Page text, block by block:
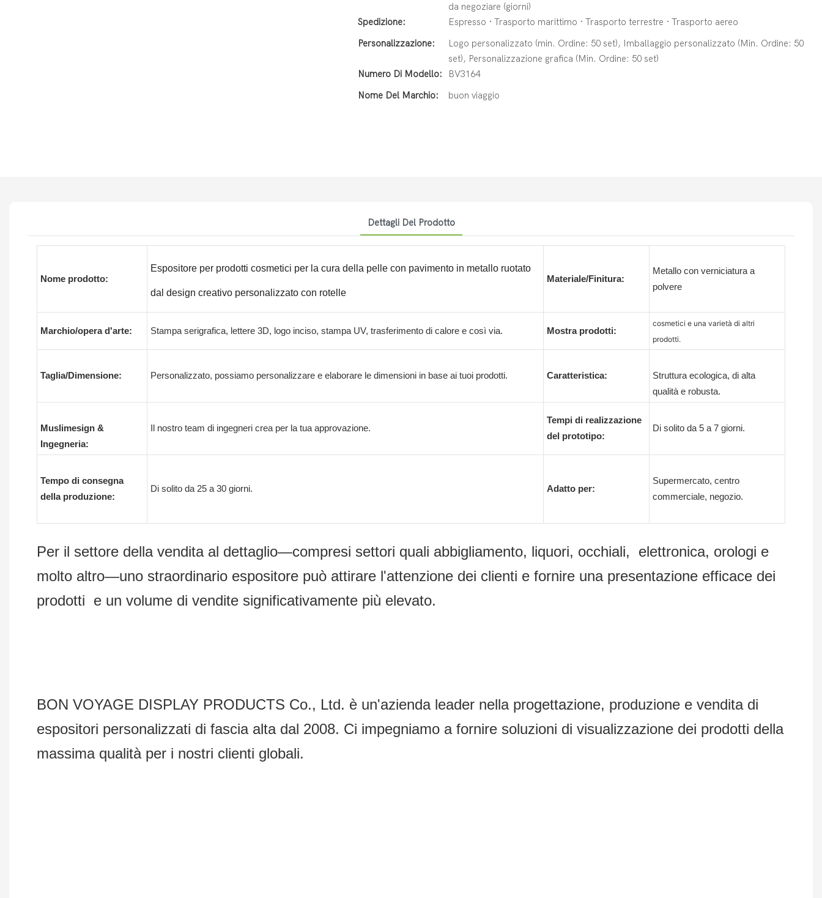
da negoziare (giorni)
Spedizione:
Espresso · Trasporto marittimo · Trasporto terrestre · Trasporto aereo
Personalizzazione:
Logo personalizzato (min. Ordine: 50 set), Imballaggio personalizzato (Min. Ordine: 50
set), Personalizzazione grafica (Min. Ordine: 50 set)
Numero Di Modello:
BV3164
Nome Del Marchio:
buon viaggio
Dettagli Del Prodotto
Nome prodotto:
Espositore per prodotti cosmetici per la cura della pelle con pavimento in metallo ruotato
dal design creativo personalizzato con rotelle
Materiale/Finitura:
Metallo con verniciatura a
polvere
Marchio/opera d'arte: Stampa serigrafica, lettere 3D, logo inciso, stampa UV, trasferimento di calore e così via. Mostra prodotti:
cosmetici e una varietà di altri
prodotti.
Taglia/Dimensione: Personalizzato, possiamo personalizzare e elaborare le dimensioni in base ai tuoi prodotti. Caratteristica:
Struttura ecologica, di alta
qualità e robusta.
Muslimesign &
Ingegneria:
Il nostro team di ingegneri crea per la tua approvazione.
Tempi di realizzazione
del prototipo:
Di solito da 5 a 7 giorni.
Tempo di consegna
della produzione:
Di solito da 25 a 30 giorni. Adatto per:
Supermercato, centro
commerciale, negozio.
Per il settore della vendita al dettaglio—compresi settori quali abbigliamento, liquori, occhiali, elettronica, orologi e
molto altro—uno straordinario espositore può attirare l'attenzione dei clienti e fornire una presentazione efficace dei
prodotti e un volume di vendite significativamente più elevato.
BON VOYAGE DISPLAY PRODUCTS Co., Ltd. è un'azienda leader nella progettazione, produzione e vendita di
espositori personalizzati di fascia alta dal 2008. Ci impegniamo a fornire soluzioni di visualizzazione dei prodotti della
massima qualità per i nostri clienti globali.